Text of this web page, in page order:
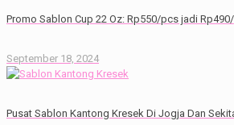
Promo Sablon Cup 22 Oz: Rp550/pcs jadi
September 18, 2024
Pusat Sablon Kantong Kresek Di Jogja Dan